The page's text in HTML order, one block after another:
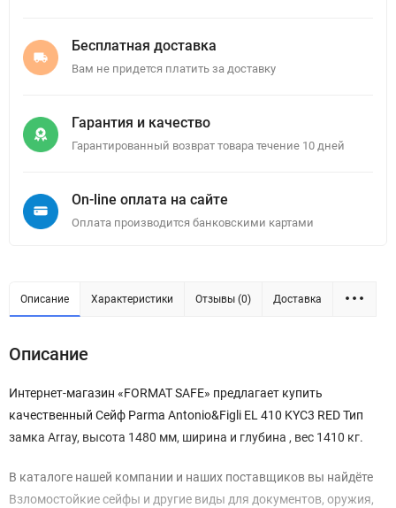
Бесплатная доставка
Вам не придется платить за доставку
Гарантия и качество
Гарантированный возврат товара течение 10 дней
On-line оплата на сайте
Оплата производится банковскими картами
Описание Характеристики Отзывы (0) Доставка
Описание
Интернет-магазин «FORMAT SAFE» предлагает купить
качественный Сейф Parma Antonio&Figli EL 410 KYC3 RED Тип
замка Array, высота 1480 мм, ширина и глубина , вес 1410 кг.
В каталоге нашей компании и наших поставщиков вы найдёте
Взломостойкие сейфы и другие виды для документов, оружия,